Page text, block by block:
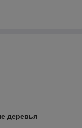
деревья